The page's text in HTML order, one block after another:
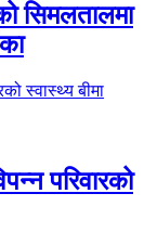
सिमलतालमा
परिवारको